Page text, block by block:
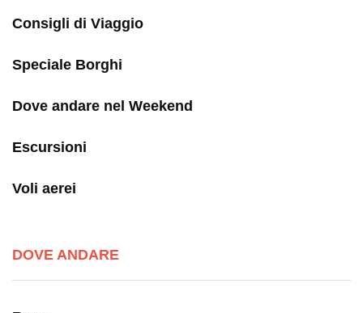
Consigli di Viaggio
Speciale Borghi
Dove andare nel Weekend
Escursioni
Voli aerei
DOVE ANDARE